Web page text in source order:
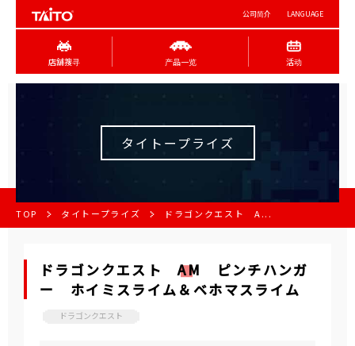
公司简介 LANGUAGE
店舖搜寻 产品一览 活动
タイトープライズ
TOP タイトープライズ ドラゴンクエスト A...
ドラゴンクエスト AM ピンチハンガ
ー ホイミスライム＆ベホマスライム
ドラゴンクエスト